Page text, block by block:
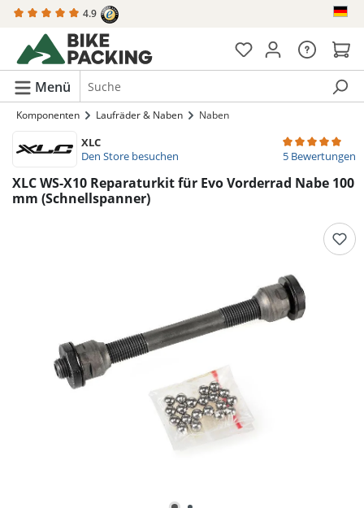
springen 4.9
Menü
Komponenten Laufräder & Naben Naben
XLC
Den Store besuchen
XLC WS-X10 Reparaturkit für Evo Vorderrad Nabe 100
mm (Schnellspanner)
5 Bewertungen